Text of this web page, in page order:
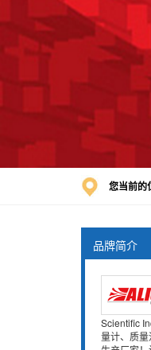
您当前的
品牌简介
Scientific
量计、质